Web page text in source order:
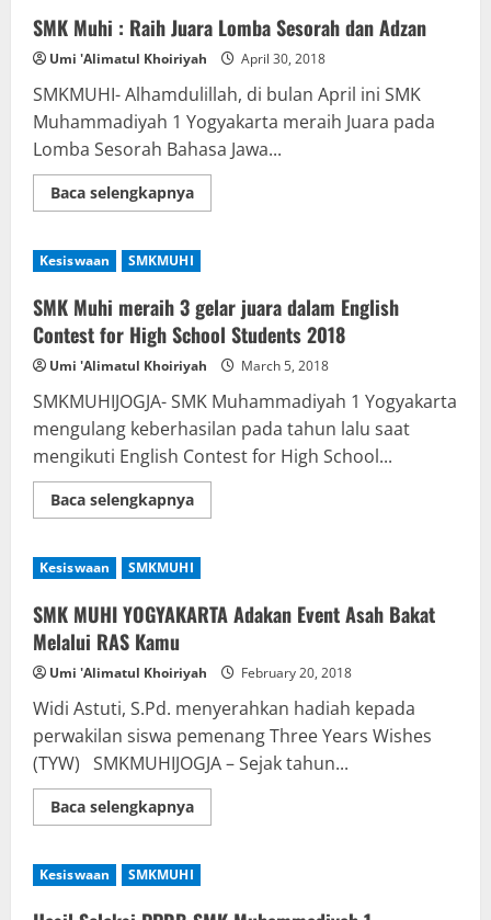
Upgrading
Animasi
di
SMK
Umar
Said
Kudus
SMK Muhi : Raih Juara Lomba Sesorah dan Adzan
Umi 'Alimatul Khoiriyah April 30, 2018
SMKMUHI- Alhamdulillah, di bulan April ini SMK
Muhammadiyah 1 Yogyakarta meraih Juara pada
Lomba Sesorah Bahasa Jawa...
Baca selengkapnyaRead
more
Muhi
:
Juara
Lomba
Sesorah
dan
Adzan
Kesiswaan SMKMUHI
SMK Muhi meraih 3 gelar juara dalam English
Contest for High School Students 2018
Umi 'Alimatul Khoiriyah March 5, 2018
SMKMUHIJOGJA- SMK Muhammadiyah 1 Yogyakarta
mengulang keberhasilan pada tahun lalu saat
mengikuti English Contest for High School...
Baca selengkapnyaRead
more
Muhi
meraih
gelar
juara
Contest
for
School
Students
2018
Kesiswaan SMKMUHI
SMK MUHI YOGYAKARTA Adakan Event Asah Bakat
Melalui RAS Kamu
Umi 'Alimatul Khoiriyah February 20, 2018
Widi Astuti, S.Pd. menyerahkan hadiah kepada
perwakilan siswa pemenang Three Years Wishes
(TYW) SMKMUHIJOGJA – Sejak tahun...
Baca selengkapnyaRead
more
MUHI
YOGYAKARTA
Event
Kesiswaan SMKMUHI